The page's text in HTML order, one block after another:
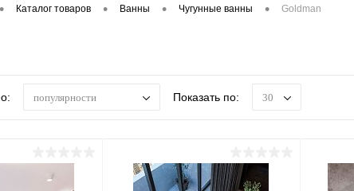
• Каталог товаров • Ванны • Чугунные ванны • Goldman
популярности Показать по: 30